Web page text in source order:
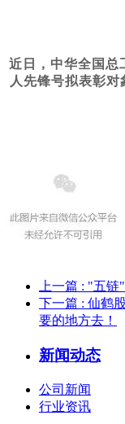
近日，中华全国总
人先锋号拟表彰
上一篇 : "五链
下一篇 : 仙鹤
要的地方去！
新闻动态
公司新闻
行业资讯